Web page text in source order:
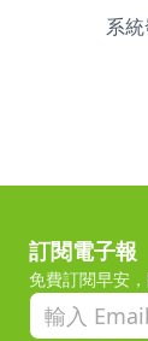
系
訂閱電子報
免費訂閱早安